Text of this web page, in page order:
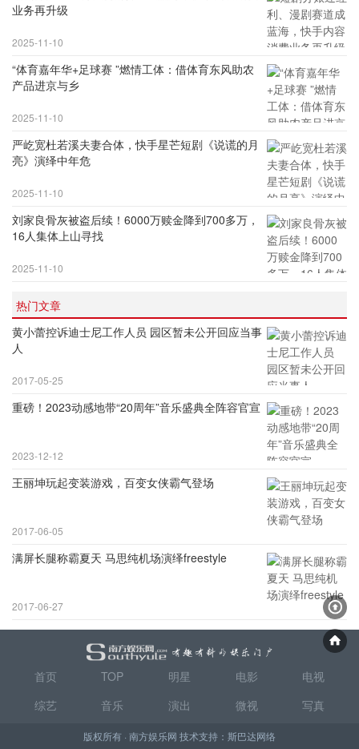
业务再升级
2025-11-10
“体育嘉年华+足球赛 ”燃情工体：借体育东风助农
产品进京与乡
2025-11-10
严屹宽杜若溪夫妻合体，快手星芒短剧《说谎的月
亮》演绎中年危
2025-11-10
刘家良骨灰被盗后续！6000万赎金降到700多万，
16人集体上山寻找
2025-11-10
热门文章
黄小蕾控诉迪士尼工作人员 园区暂未公开回应当事
人
2017-05-25
重磅！2023动感地带“20周年”音乐盛典全阵容官宣
2023-12-12
王丽坤玩起变装游戏，百变女侠霸气登场
2017-06-05
满屏长腿称霸夏天 马思纯机场演绎freestyle
2017-06-27
首页 TOP 明星 电影
电视
综艺
音乐 演出 微视 写真
版权所有 · 南方娱乐网 技术支持： 斯巴达网络